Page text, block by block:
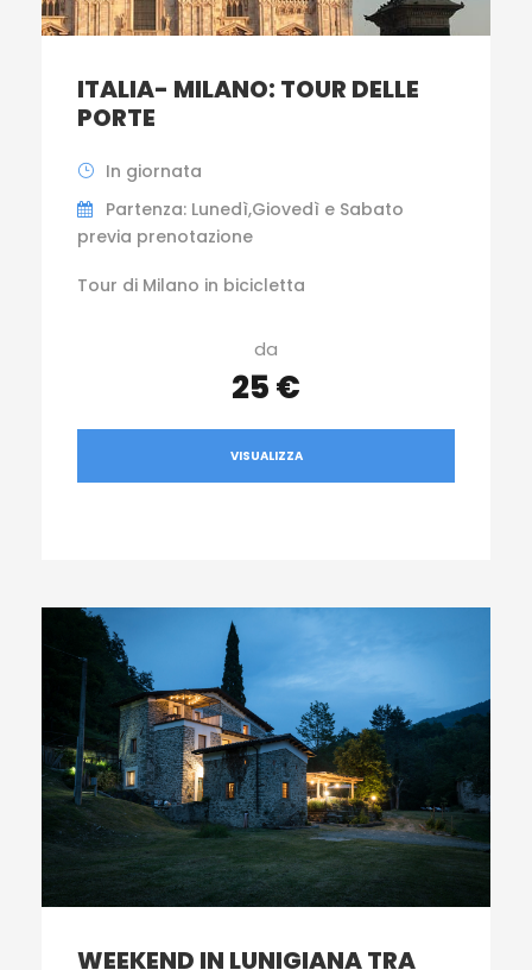
ITALIA- MILANO: TOUR DELLE
PORTE
In giornata
Partenza: Lunedì,Giovedì e Sabato
previa prenotazione
Tour di Milano in bicicletta
da
25 €
VISUALIZZA
WEEKEND IN LUNIGIANA TRA